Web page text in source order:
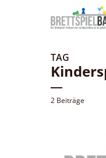
TAG
2 Beiträge